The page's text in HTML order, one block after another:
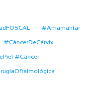
#Amamantar
#CáncerDeCérvix
#Cáncer